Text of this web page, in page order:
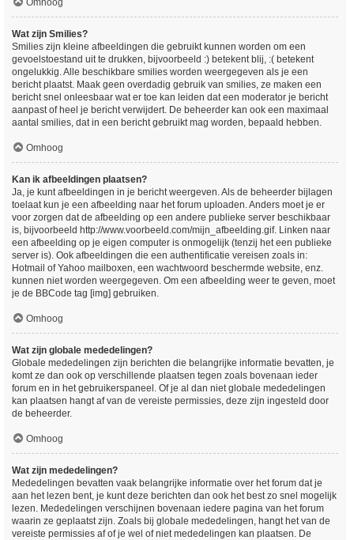
Omhoog
Wat zijn Smilies?
Smilies zijn kleine afbeeldingen die gebruikt kunnen worden om een
gevoelstoestand uit te drukken, bijvoorbeeld :) betekent blij, :( betekent
ongelukkig. Alle beschikbare smilies worden weergegeven als je een
bericht plaatst. Maak geen overdadig gebruik van smilies, ze maken een
bericht snel onleesbaar wat er toe kan leiden dat een moderator je bericht
aanpast of heel je bericht verwijdert. De beheerder kan ook een maximaal
aantal smilies, dat in een bericht gebruikt mag worden, bepaald hebben.
Omhoog
Kan ik afbeeldingen plaatsen?
Ja, je kunt afbeeldingen in je bericht weergeven. Als de beheerder bijlagen
toelaat kun je een afbeelding naar het forum uploaden. Anders moet je er
voor zorgen dat de afbeelding op een andere publieke server beschikbaar
is, bijvoorbeeld http://www.voorbeeld.com/mijn_afbeelding.gif. Linken naar
een afbeelding op je eigen computer is onmogelijk (tenzij het een publieke
server is). Ook afbeeldingen die een authentificatie vereisen zoals in:
Hotmail of Yahoo mailboxen, een wachtwoord beschermde website, enz.
kunnen niet worden weergegeven. Om een afbeelding weer te geven, moet
je de BBCode tag [img] gebruiken.
Omhoog
Wat zijn globale mededelingen?
Globale mededelingen zijn berichten die belangrijke informatie bevatten, je
komt ze dan ook op verschillende plaatsen tegen zoals bovenaan ieder
forum en in het gebruikerspaneel. Of je al dan niet globale mededelingen
kan plaatsen hangt af van de vereiste permissies, deze zijn ingesteld door
de beheerder.
Omhoog
Wat zijn mededelingen?
Mededelingen bevatten vaak belangrijke informatie over het forum dat je
aan het lezen bent, je kunt deze berichten dan ook het best zo snel mogelijk
lezen. Mededelingen verschijnen bovenaan iedere pagina van het forum
waarin ze geplaatst zijn. Zoals bij globale mededelingen, hangt het van de
vereiste permissies af of je wel of niet mededelingen kan plaatsen. De